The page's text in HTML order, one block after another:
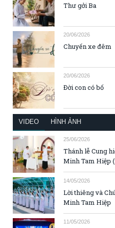
Thư gởi Ba
20/06/2026
Chuyến xe đêm
20/06/2026
Đời con có bố
VIDEO HÌNH ẢNH
25/06/2026
Thánh lễ Cung
Minh Tam Hiệp
14/05/2026
Lời thiêng và
Minh Tam Hiệp
11/05/2026